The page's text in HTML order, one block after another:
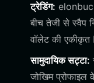
ट्रेडिंग:
बीच तेजी से स्वैप
वॉलेट की एकीकृत
सामुदायिक सट्टा:
जोखिम प्रोफाइल